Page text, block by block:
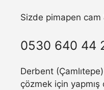
Sizde pimapen cam
0530 640 44
Derbent
çözmek için